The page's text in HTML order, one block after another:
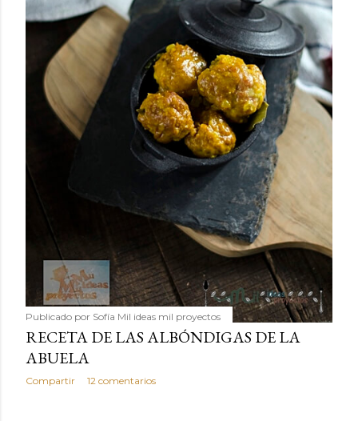
Publicado por Sofía Mil ideas mil proyectos
RECETA DE LAS ALBÓNDIGAS DE LA
ABUELA
Compartir 12 comentarios